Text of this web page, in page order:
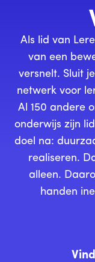
Als lid van
van een
versnelt. Sluit
netwerk voor
Al 150 andere
onderwijs zijn
doel na:
realiseren.
alleen.
handen